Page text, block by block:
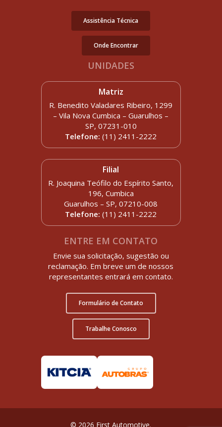
Assistência Técnica
Onde Encontrar
UNIDADES
Matriz
R. Benedito Valadares Ribeiro, 1299
– Vila Nova Cumbica – Guarulhos –
SP, 07231-010
Telefone:(11) 2411-2222
Filial
R. Joaquina Teófilo do Espírito Santo,
196, Cumbica
Guarulhos – SP, 07210-008
Telefone: (11) 2411-2222
ENTRE EM CONTATO
Envie sua solicitação, sugestão ou
reclamação. Em breve um de nossos
representantes entrará em contato.
Formulário de Contato
Trabalhe Conosco
© 2026 First Automotive.